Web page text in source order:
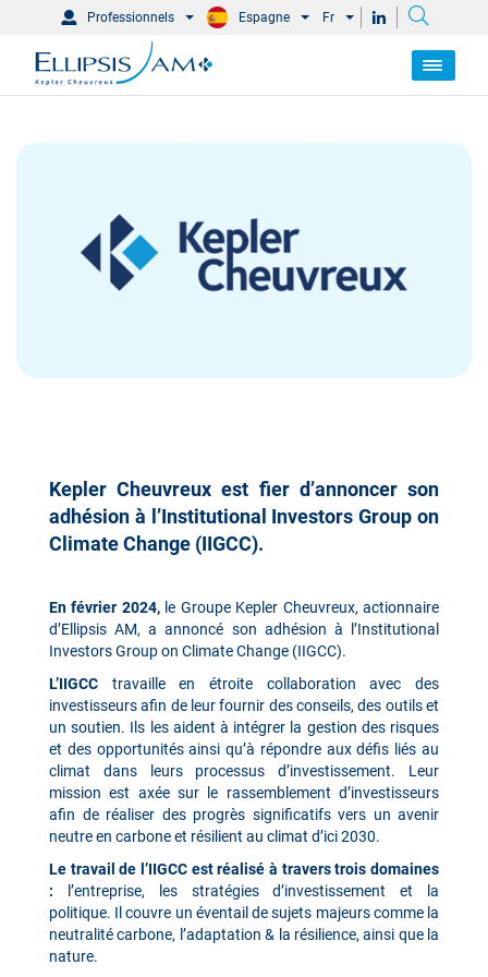
Professionnels Espagne Fr
Kepler Cheuvreux est fier d’annoncer son
adhésion à l’Institutional Investors Group on
Climate Change (IIGCC).
En février 2024, le Groupe Kepler Cheuvreux, actionnaire
d’Ellipsis AM, a annoncé son adhésion à l’Institutional
Investors Group on Climate Change (IIGCC).
L’IIGCC travaille en étroite collaboration avec des
investisseurs afin de leur fournir des conseils, des outils et
un soutien. Ils les aident à intégrer la gestion des risques
et des opportunités ainsi qu’à répondre aux défis liés au
climat dans leurs processus d’investissement. Leur
mission est axée sur le rassemblement d’investisseurs
afin de réaliser des progrès significatifs vers un avenir
neutre en carbone et résilient au climat d’ici 2030.
Le travail de l’IIGCC est réalisé à travers trois domaines
: l’entreprise, les stratégies d’investissement et la
politique. Il couvre un éventail de sujets majeurs comme la
neutralité carbone, l’adaptation & la résilience, ainsi que la
nature.